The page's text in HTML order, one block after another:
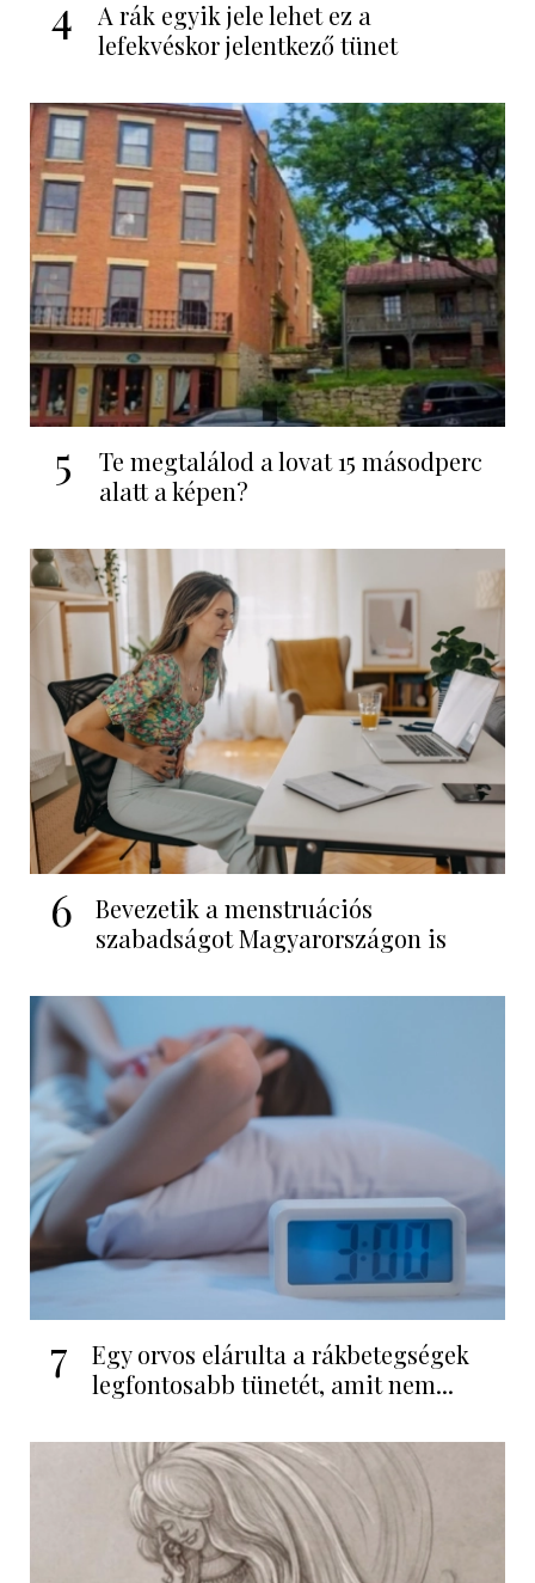
4
A rák egyik jele lehet ez a
lefekvéskor jelentkező tünet
5
Te megtalálod a lovat 15 másodperc
alatt a képen?
6
Bevezetik a menstruációs
szabadságot Magyarországon is
7
Egy orvos elárulta a rákbetegségek
legfontosabb tünetét, amit nem...